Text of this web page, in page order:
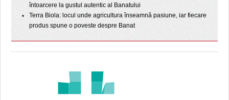
întoarcere la gustul autentic al Banatului
Terra Biola: locul unde agricultura înseamnă pasiune, iar fiecare
produs spune o poveste despre Banat